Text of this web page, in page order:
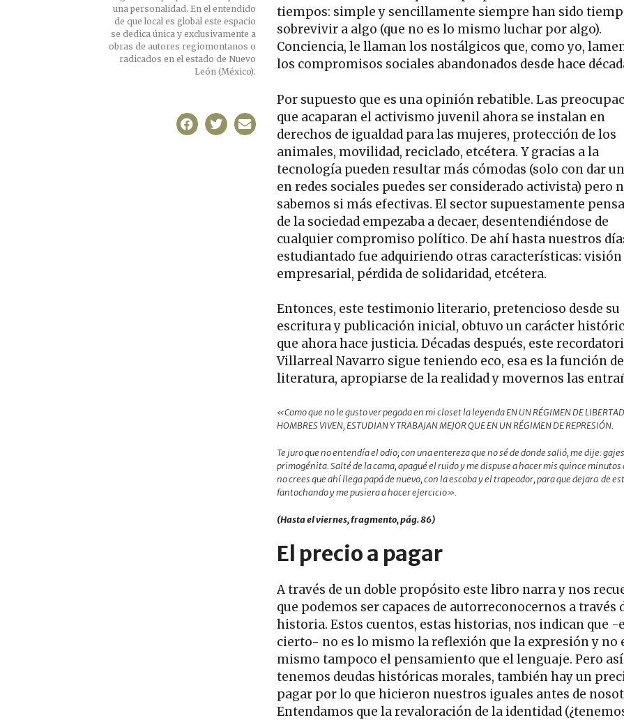
tiempos: simple y sencillamente siempre han sido
sobrevivir a algo (que no es lo mismo luchar por algo).
Conciencia, le llaman los nostálgicos que, como yo,
los compromisos sociales abandonados desde hace
Por supuesto que es una opinión rebatible. Las
que acaparan el activismo juvenil ahora se instalan en
derechos de igualdad para las mujeres, protección de los
animales, movilidad, reciclado, etcétera. Y gracias a la
tecnología pueden resultar más cómodas (solo con dar
en redes sociales puedes ser considerado activista) pero
sabemos si más efectivas. El sector supuestamente
de la sociedad empezaba a decaer, desentendiéndose de
cualquier compromiso político. De ahí hasta nuestros
estudiantado fue adquiriendo otras características: visión
empresarial, pérdida de solidaridad, etcétera.
Entonces, este testimonio literario, pretencioso desde su
escritura y publicación inicial, obtuvo un carácter
que ahora hace justicia. Décadas después, este
Villarreal Navarro sigue teniendo eco, esa es la función
literatura, apropiarse de la realidad y movernos las
«Como que no le gusto ver pegada en mi closet la leyenda EN UN RÉGIMEN DE
HOMBRES VIVEN, ESTUDIAN Y TRABAJAN MEJOR QUE EN UN RÉGIMEN DE REPRESIÓN.
Te juro que no entendía el odio; con una entereza que no sé de donde salió, me dije:
primogénita. Salté de la cama, apagué el ruido y me dispuse a hacer mis quince minutos
no crees que ahí llega papá de nuevo, con la escoba y el trapeador, para que dejara de
fantochando y me pusiera a hacer ejercicio».
(Hasta el viernes, fragmento, pág. 86)
El precio a pagar
A través de un doble propósito este libro narra y nos
que podemos ser capaces de autorreconocernos a través
historia. Estos cuentos, estas historias, nos indican que -
cierto- no es lo mismo la reflexión que la expresión y no
mismo tampoco el pensamiento que el lenguaje. Pero
tenemos deudas históricas morales, también hay un
pagar por lo que hicieron nuestros iguales antes de
Entendamos que la revaloración de la identidad
una personalidad. En el entendido
de que local es global este espacio
se dedica única y exclusivamente a
obras de autores regiomontanos o
radicados en el estado de Nuevo
León (México).